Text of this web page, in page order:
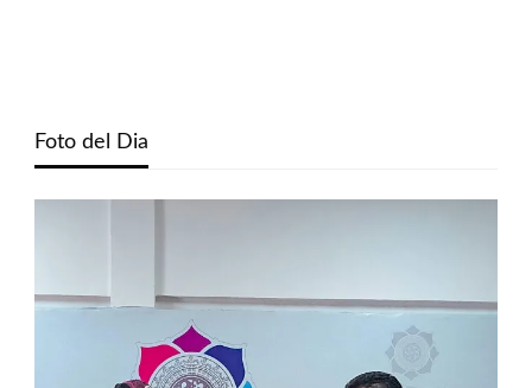
Foto del Dia